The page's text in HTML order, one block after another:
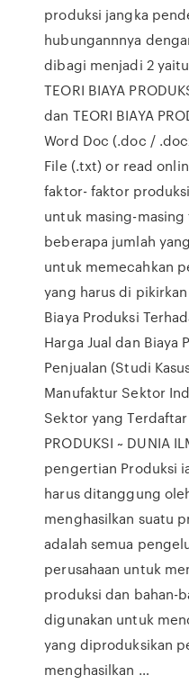
produksi jangka
hubungannnya
dibagi menjadi 2
TEORI BIAYA
dan TEORI BIAYA
Word Doc (.doc /
File (.txt) or read
faktor- faktor
untuk masing-
beberapa jumlah
untuk memecahkan
yang harus di
Biaya Produksi
Harga Jual dan Biaya
Penjualan (Studi
Manufaktur Sektor
Sektor yang
PRODUKSI ~ DUNIA
pengertian Produksi
harus ditanggung
menghasilkan suatu
adalah semua
perusahaan untuk
produksi dan bahan-
digunakan untuk
yang diproduksikan
menghasilkan …